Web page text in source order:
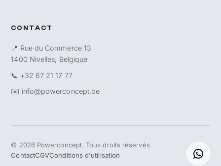
CONTACT
📍 Rue du Commerce 13
1400 Nivelles, Belgique
📞 +32 67 21 17 77
✉️ info@powerconcept.be
© 2026 Powerconcept. Tous droits réservés.
ContactCGVConditions d'utilisation